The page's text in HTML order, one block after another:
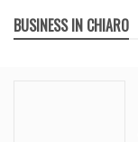
BUSINESS IN CHIARO